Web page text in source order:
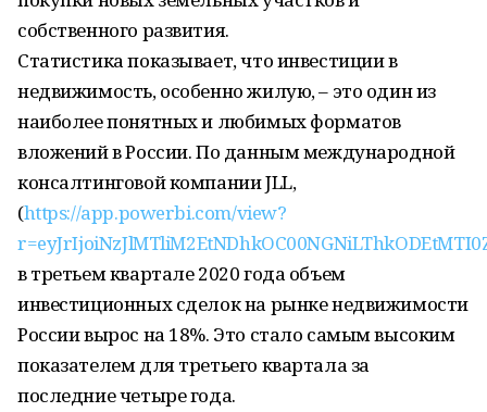
собственного развития.
Статистика показывает, что инвестиции в
недвижимость, особенно жилую, – это один из
наиболее понятных и любимых форматов
вложений в России. По данным международной
консалтинговой компании JLL,
(https://app.powerbi.com/view?
в третьем квартале 2020 года объем
инвестиционных сделок на рынке недвижимости
России вырос на 18%. Это стало самым высоким
показателем для третьего квартала за
последние четыре года.